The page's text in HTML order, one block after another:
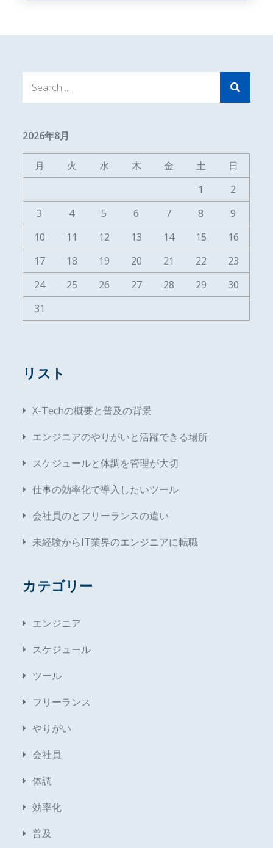
2026年8月
月 火 水 木 金 土
日
1
2
3
4 5 6 7 8
9
10
11 12 13 14 15
16
17
18 19 20 21 22
23
24
25 26 27 28 29
30
31
リスト
X-Techの概要と普及の背景
エンジニアのやりがいと活躍できる場所
スケジュールと体調を管理が大切
仕事の効率化で導入したいツール
会社員のとフリーランスの違い
未経験からIT業界のエンジニアに転職
カテゴリー
エンジニア
スケジュール
ツール
フリーランス
やりがい
会社員
体調
効率化
普及